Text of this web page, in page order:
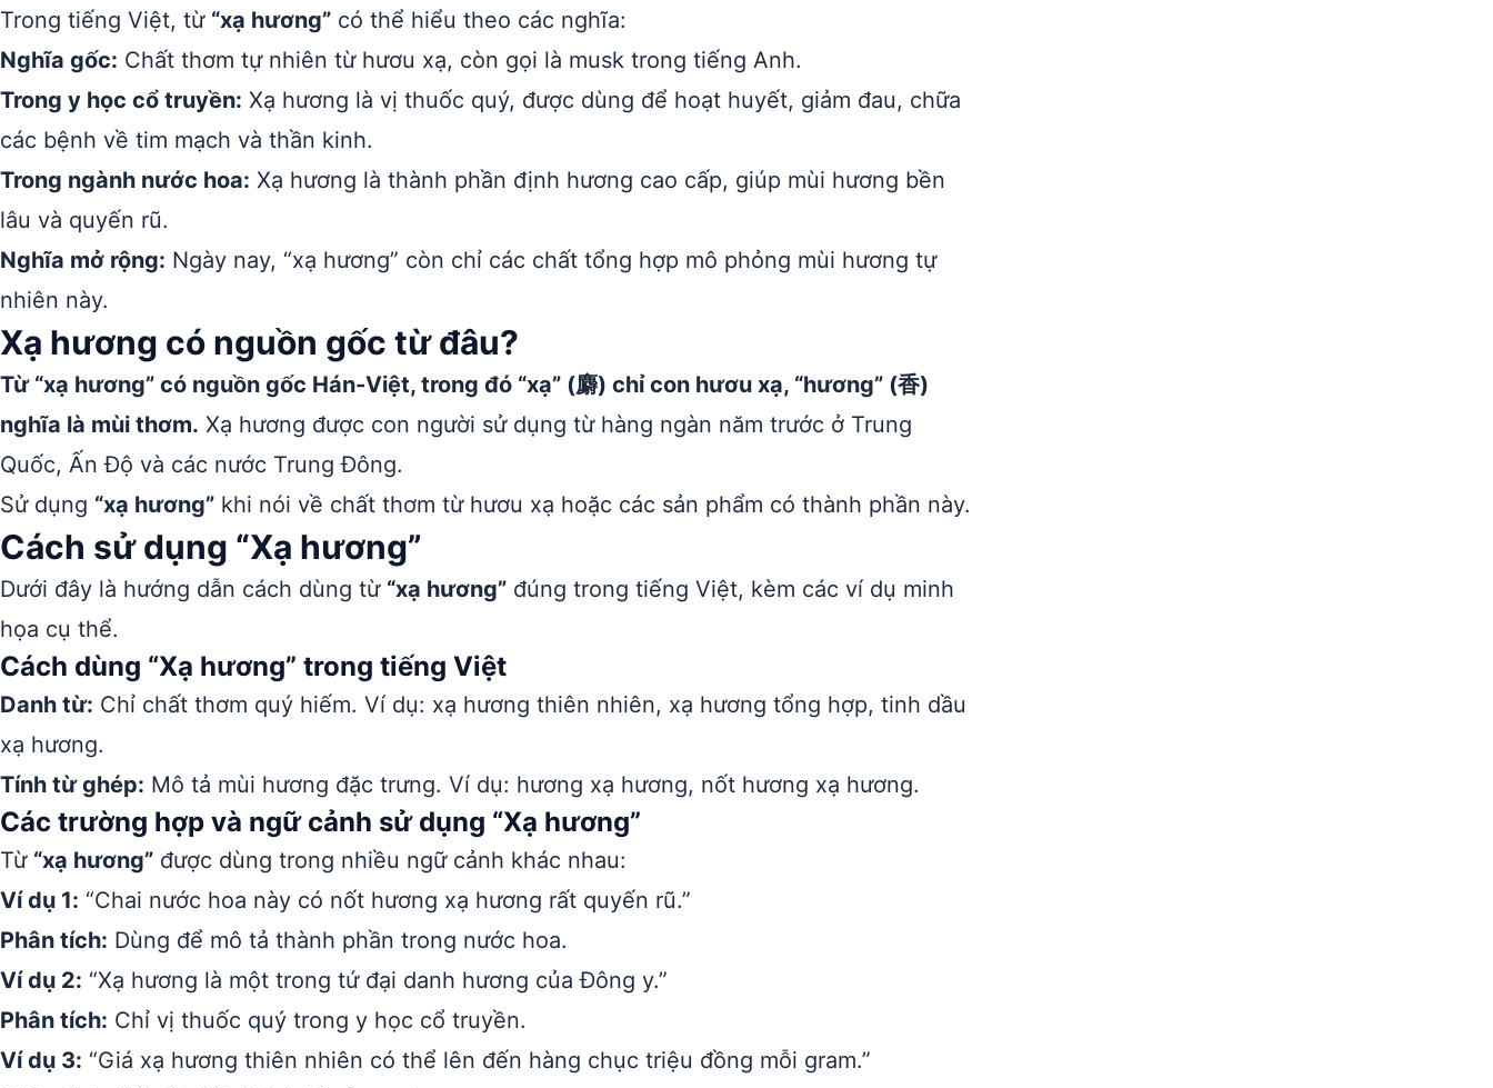
Trong tiếng Việt, từ “xạ hương” có thể hiểu theo các nghĩa:
Nghĩa gốc: Chất thơm tự nhiên từ hươu xạ, còn gọi là musk trong tiếng Anh.
Trong y học cổ truyền: Xạ hương là vị thuốc quý, được dùng để hoạt huyết, giảm đau, chữa
các bệnh về tim mạch và thần kinh.
Trong ngành nước hoa: Xạ hương là thành phần định hương cao cấp, giúp mùi hương bền
lâu và quyến rũ.
Nghĩa mở rộng: Ngày nay, “xạ hương” còn chỉ các chất tổng hợp mô phỏng mùi hương tự
nhiên này.
Xạ hương có nguồn gốc từ đâu?
Từ “xạ hương” có nguồn gốc Hán-Việt, trong đó “xạ” (麝) chỉ con hươu xạ, “hương” (香)
nghĩa là mùi thơm. Xạ hương được con người sử dụng từ hàng ngàn năm trước ở Trung
Quốc, Ấn Độ và các nước Trung Đông.
Sử dụng “xạ hương” khi nói về chất thơm từ hươu xạ hoặc các sản phẩm có thành phần này.
Cách sử dụng “Xạ hương”
Dưới đây là hướng dẫn cách dùng từ “xạ hương” đúng trong tiếng Việt, kèm các ví dụ minh
họa cụ thể.
Cách dùng “Xạ hương” trong tiếng Việt
Danh từ: Chỉ chất thơm quý hiếm. Ví dụ: xạ hương thiên nhiên, xạ hương tổng hợp, tinh dầu
xạ hương.
Tính từ ghép: Mô tả mùi hương đặc trưng. Ví dụ: hương xạ hương, nốt hương xạ hương.
Các trường hợp và ngữ cảnh sử dụng “Xạ hương”
Từ “xạ hương” được dùng trong nhiều ngữ cảnh khác nhau:
Ví dụ 1: “Chai nước hoa này có nốt hương xạ hương rất quyến rũ.”
Phân tích: Dùng để mô tả thành phần trong nước hoa.
Ví dụ 2: “Xạ hương là một trong tứ đại danh hương của Đông y.”
Phân tích: Chỉ vị thuốc quý trong y học cổ truyền.
Ví dụ 3: “Giá xạ hương thiên nhiên có thể lên đến hàng chục triệu đồng mỗi gram.”